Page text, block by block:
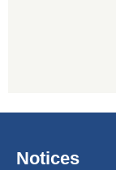
Notices